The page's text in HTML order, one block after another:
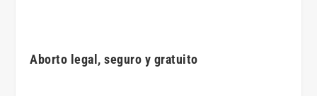
Aborto legal, seguro y gratuito